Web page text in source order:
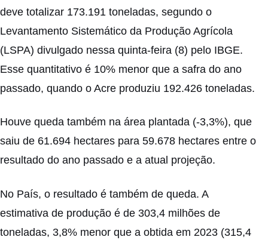
deve totalizar 173.191 toneladas, segundo o
Levantamento Sistemático da Produção Agrícola
(LSPA) divulgado nessa quinta-feira (8) pelo IBGE.
Esse quantitativo é 10% menor que a safra do ano
passado, quando o Acre produziu 192.426 toneladas.
Houve queda também na área plantada (-3,3%), que
saiu de 61.694 hectares para 59.678 hectares entre o
resultado do ano passado e a atual projeção.
No País, o resultado é também de queda. A
estimativa de produção é de 303,4 milhões de
toneladas, 3,8% menor que a obtida em 2023 (315,4